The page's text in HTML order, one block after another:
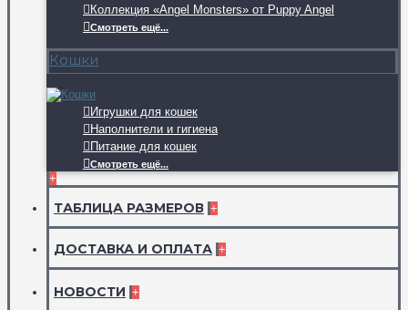
Коллекция «Angel Monsters» от Puppy Angel
Смотреть ещё...
Кошки
Игрушки для кошек
Наполнители и гигиена
Питание для кошек
Смотреть ещё...
+
ТАБЛИЦА РАЗМЕРОВ +
ДОСТАВКА И ОПЛАТА +
НОВОСТИ +